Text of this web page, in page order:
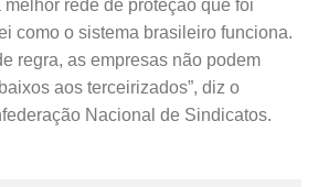
melhor rede de proteção que foi
como o sistema brasileiro funciona.
regra, as empresas não podem
aos terceirizados”, diz o
Nacional de Sindicatos.